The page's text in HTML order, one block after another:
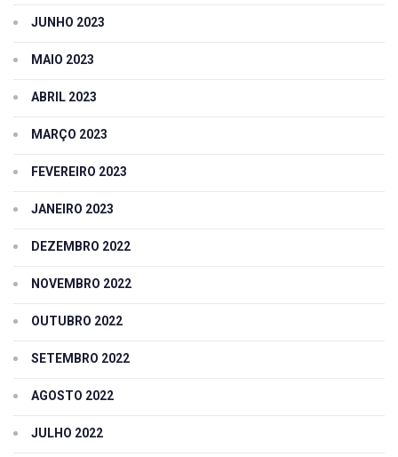
JUNHO 2023
MAIO 2023
ABRIL 2023
MARÇO 2023
FEVEREIRO 2023
JANEIRO 2023
DEZEMBRO 2022
NOVEMBRO 2022
OUTUBRO 2022
SETEMBRO 2022
AGOSTO 2022
JULHO 2022